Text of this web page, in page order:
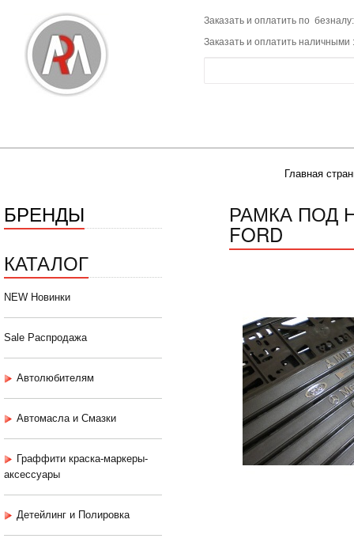
Заказать и оплатить по
Заказать и оплатить наличными
Главная
БРЕНДЫ
КАТАЛОГ
NEW Новинки
Sale Распродажа
Автолюбителям
Автомасла и Смазки
Граффити краска-маркеры-
аксессуары
Детейлинг и Полировка
РАМКА ПОД
FORD